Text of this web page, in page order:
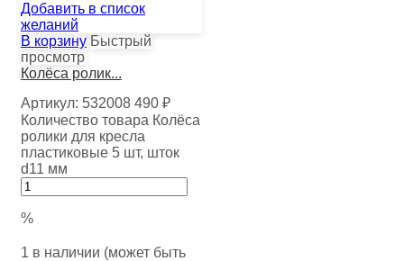
Добавить в список
желаний
В корзину Быстрый
просмотр
Колёса ролик...
Артикул: 532008 490 ₽
Количество товара Колёса
ролики для кресла
пластиковые 5 шт, шток
d11 мм
%
1 в наличии (может быть